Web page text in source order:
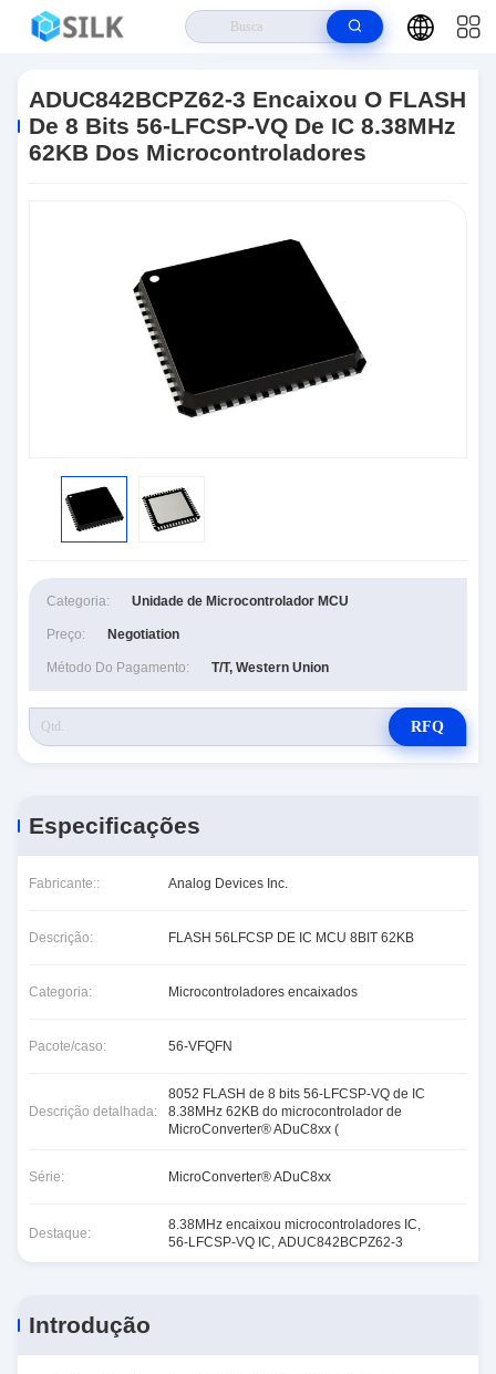
ADUC842BCPZ62-3 Encaixou O FLASH De 8 Bits 56-LFCSP-VQ De IC
8.38MHz 62KB Dos Microcontroladores
ADUC842BCPZ62-3 Encaixou O FLASH
De 8 Bits 56-LFCSP-VQ De IC 8.38MHz
62KB Dos Microcontroladores
Categoria: Unidade de Microcontrolador MCU
Preço: Negotiation
Método Do Pagamento: T/T, Western Union
RFQ
Especificações
Fabricante:: Analog Devices Inc.
Descrição: FLASH 56LFCSP DE IC MCU 8BIT 62KB
Categoria: Microcontroladores encaixados
Pacote/caso: 56-VFQFN
Descrição detalhada:
8052 FLASH de 8 bits 56-LFCSP-VQ de IC
8.38MHz 62KB do microcontrolador de
MicroConverter® ADuC8xx (
Série: MicroConverter® ADuC8xx
Destaque:
8.38MHz encaixou microcontroladores IC,
56-LFCSP-VQ IC, ADUC842BCPZ62-3
Introdução